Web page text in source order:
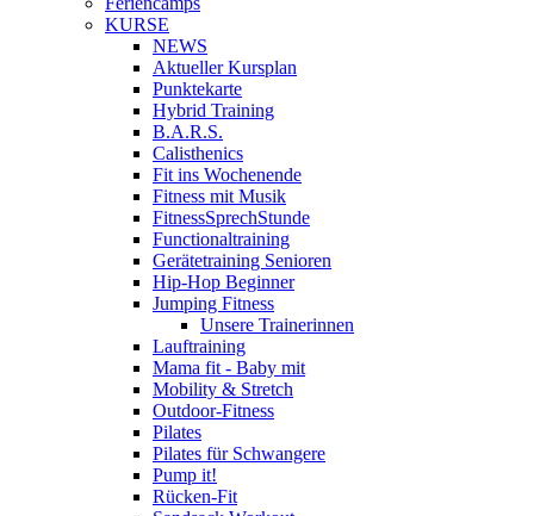
KURSE
NEWS
Aktueller Kursplan
Punktekarte
Hybrid Training
B.A.R.S.
Calisthenics
Fit ins Wochenende
Fitness mit Musik
FitnessSprechStunde
Functionaltraining
Gerätetraining Senioren
Hip-Hop Beginner
Jumping Fitness
Unsere Trainerinnen
Lauftraining
Mama fit - Baby mit
Mobility & Stretch
Outdoor-Fitness
Pilates
Pilates für Schwangere
Pump it!
Rücken-Fit